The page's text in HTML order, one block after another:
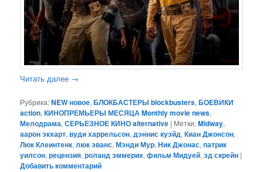
Читать далее →
Рубрика:NEW новое,БЛОКБАСТЕРЫ blockbusters,БОЕВИКИ
action,КИНОПРЕМЬЕРЫ МЕСЯЦА Monthly movie news,
Мелодрама,СЕРЬЕЗНОЕ КИНО alternative | Метки:Midway,
аарон экхарт,вуди харрельсон,дэннис куэйд,Киан Джонсон,
Люк Клеинтенк,люк эванс,Мэнди Мур,Ник Джонас,патрик
уилсон,рецензия,роланд эммерих,фильм Мидуей,эд скрейн |
Добавить комментарий